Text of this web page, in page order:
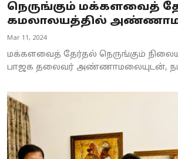
Astrology
Spirituality
Weather
Politics
நெருங்கும் மக்களவைத்
கமலாலயத்தில்
Mar 11, 2024
மக்களவைத் தேர்தல் நெருங்கும்
பாஜக தலைவர் அண்ணாமலையுடன்,